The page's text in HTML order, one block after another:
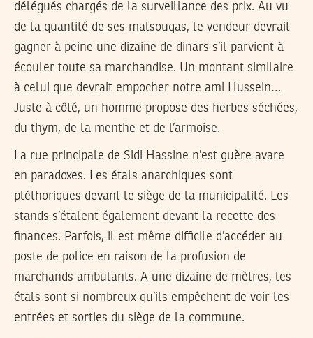
délégués chargés de la surveillance des prix. Au vu
de la quantité de ses malsouqas, le vendeur devrait
gagner à peine une dizaine de dinars s’il parvient à
écouler toute sa marchandise. Un montant similaire
à celui que devrait empocher notre ami Hussein…
Juste à côté, un homme propose des herbes séchées,
du thym, de la menthe et de l’armoise.
La rue principale de Sidi Hassine n’est guère avare
en paradoxes. Les étals anarchiques sont
pléthoriques devant le siège de la municipalité. Les
stands s’étalent également devant la recette des
finances. Parfois, il est même difficile d’accéder au
poste de police en raison de la profusion de
marchands ambulants. A une dizaine de mètres, les
étals sont si nombreux qu’ils empêchent de voir les
entrées et sorties du siège de la commune.